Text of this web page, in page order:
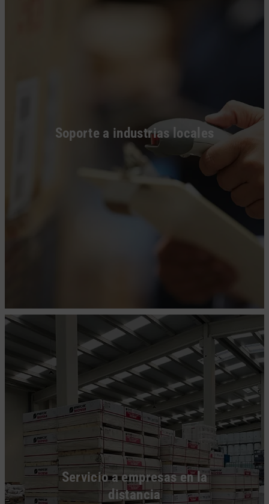
Soporte a industrias locales
Servicio a empresas en la
distancia